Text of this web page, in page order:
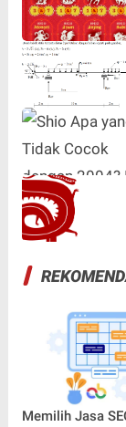
Memilih Jasa